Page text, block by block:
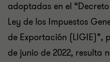
adoptadas en el
Ley de los Impuestos
de Exportación (LIGIE)”,
de junio de 2022, resulta